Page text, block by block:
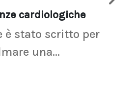
cardiologiche
è stato scritto per
una...